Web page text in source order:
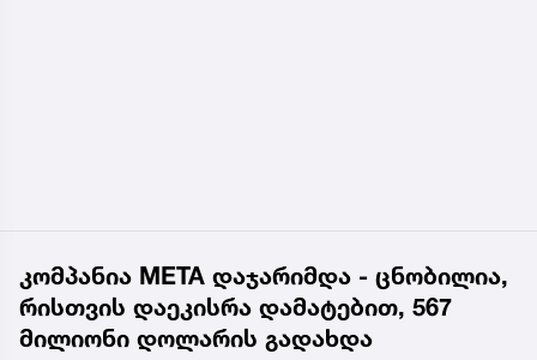
კომპანია META დაჯარიმდა - ცნობილია,
რისთვის დაეკისრა დამატებით, 567
მილიონი დოლარის გადახდა